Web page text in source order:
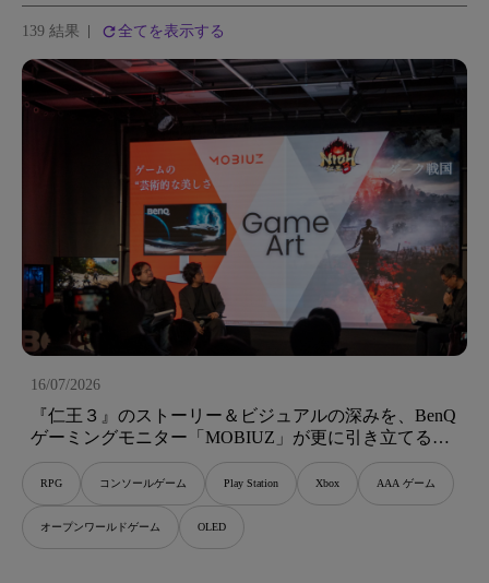
139 結果 全てを表示する
16/07/2026
『仁王３』のストーリー＆ビジュアルの深みを、BenQ
ゲーミングモニター「MOBIUZ」が更に引き立てる。
プロデューサー安田氏が語る“ゲームアート”と試用イ
ンプレッション
RPG コンソールゲーム Play Station Xbox AAA ゲーム
オープンワールドゲーム OLED